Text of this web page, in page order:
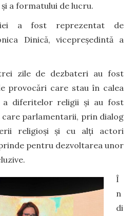
a formatului de lucru.
a fost reprezentat de
Dinică, vicepreședintă a
zile de dezbateri au fost
provocări care stau în calea
a diferitelor religii și au fost
parlamentarii, prin dialog
religioși și cu alți actori
pentru dezvoltarea unor
Î
n
di